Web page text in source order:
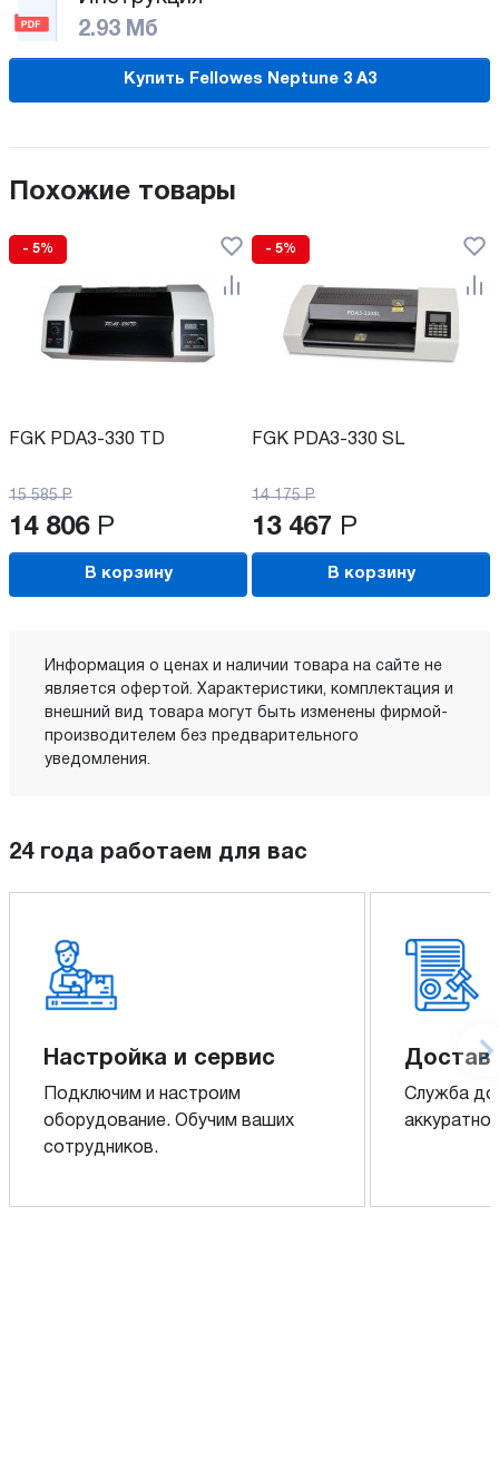
2.93 Мб
Купить Fellowes Neptune 3 A3
Похожие товары
- 5%
FGK PDA3-330 TD
15 585 Р
14 806 Р
В корзину
- 5%
FGK PDA3-330 SL
14 175 Р
13 467 Р
В корзину
Информация о ценах и наличии товара на сайте не
является офертой. Характеристики, комплектация и
внешний вид товара могут быть изменены фирмой-
производителем без предварительного
уведомления.
24 года работаем для вас
Настройка и сервис
Подключим и настроим
оборудование. Обучим ваших
сотрудников.
Служба
аккуратно